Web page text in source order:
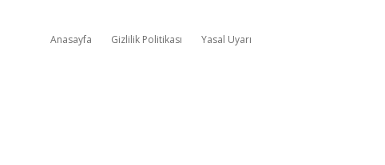
Anasayfa Gizlilik Politikası Yasal Uyarı